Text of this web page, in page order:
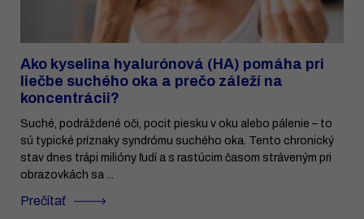
Ako kyselina hyalurónová (HA) pomáha pri
liečbe suchého oka a prečo záleží na
koncentrácii?
Suché, podráždené oči, pocit piesku v oku alebo pálenie – to
sú typické príznaky syndrómu suchého oka. Tento chronický
stav dnes trápi milióny ľudí a s rastúcim časom stráveným pri
obrazovkách sa ...
Prečítať